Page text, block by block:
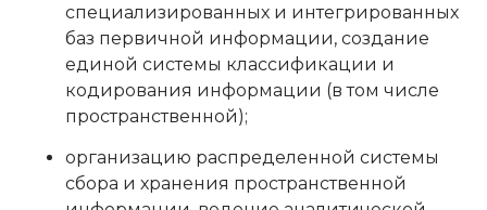
специализированных и интегрированных
баз первичной информации, создание
единой системы классификации и
кодирования информации (в том числе
пространственной);
организацию распределенной системы
сбора и хранения пространственной